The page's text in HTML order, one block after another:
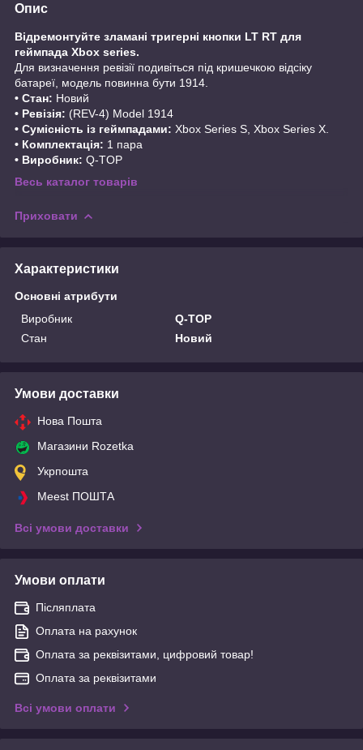
Опис
Відремонтуйте зламані тригерні кнопки LT RT для
геймпада Xbox series.
Для визначення ревізії подивіться під кришечкою відсіку
батареї, модель повинна бути 1914.
• Стан: Новий
• Ревізія: (REV-4) Model 1914
• Сумісність із геймпадами: Xbox Series S, Xbox Series X.
• Комплектація: 1 пара
• Виробник: Q-TOP
Весь каталог товарів
Приховати
Характеристики
Основні атрибути
Виробник
Q-TOP
Стан
Новий
Умови доставки
Нова Пошта
Магазини Rozetka
Укрпошта
Meest ПОШТА
Всі умови доставки
Умови оплати
Післяплата
Оплата на рахунок
Оплата за реквізитами, цифровий товар!
Оплата за реквізитами
Всі умови оплати